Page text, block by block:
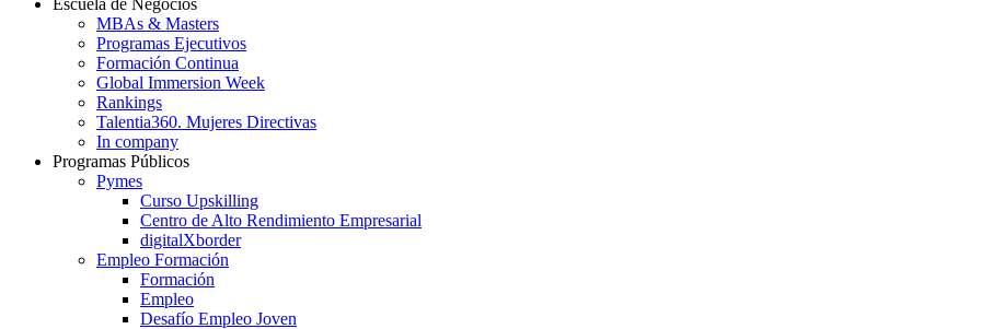
MBAs & Masters
Programas Ejecutivos
Formación Continua
Global Immersion Week
Rankings
Talentia360. Mujeres Directivas
In company
Programas Públicos
Pymes
Curso Upskilling
Centro de Alto Rendimiento Empresarial
digitalXborder
Empleo Formación
Formación
Empleo
Desafío Empleo Joven